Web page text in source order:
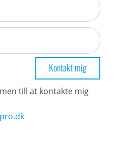
Kontakt mig
till at kontakte mig